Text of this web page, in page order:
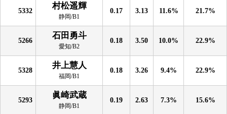
5332 村松遥輝
静岡/B1
0.17 3.13 11.6% 21.7%
5266 石田勇斗
愛知/B2
0.18 3.50 10.0% 22.9%
5328 井上慧人
福岡/B1
0.18 3.26 9.4% 22.9%
5293 眞崎武蔵
静岡/B1
0.19 2.63 7.3% 15.6%